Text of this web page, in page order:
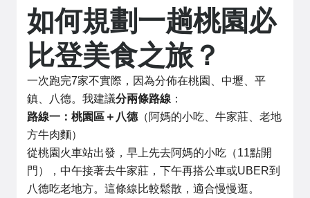
如何規劃一趟桃園必
比登美食之旅？
一次跑完7家不實際，因為分佈在桃園、中壢、平
鎮、八德。我建議分兩條路線 ：
路線一：桃園區＋八德 （阿媽的小吃、牛家莊、老地
方牛肉麵）
從桃園火車站出發，早上先去阿媽的小吃（11點開
門），中午接著去牛家莊，下午再搭公車或UBER到
八德吃老地方。這條線比較鬆散，適合慢慢逛。